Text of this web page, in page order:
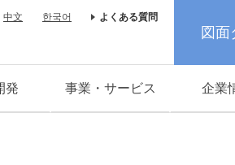
中文 한국어 よくある質問
図
発 事業・サービス 企業